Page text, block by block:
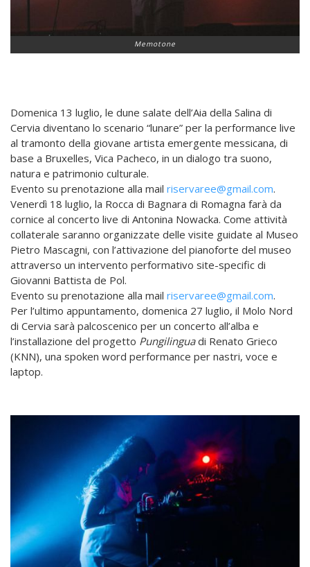
Memotone
Domenica 13 luglio, le dune salate dell’Aia della Salina di
Cervia diventano lo scenario “lunare” per la performance live
al tramonto della giovane artista emergente messicana, di
base a Bruxelles, Vica Pacheco, in un dialogo tra suono,
natura e patrimonio culturale.
Evento su prenotazione alla mail riservaree@gmail.com.
Venerdì 18 luglio, la Rocca di Bagnara di Romagna farà da
cornice al concerto live di Antonina Nowacka. Come attività
collaterale saranno organizzate delle visite guidate al Museo
Pietro Mascagni, con l’attivazione del pianoforte del museo
attraverso un intervento performativo site-specific di
Giovanni Battista de Pol.
Evento su prenotazione alla mail riservaree@gmail.com.
Per l’ultimo appuntamento, domenica 27 luglio, il Molo Nord
di Cervia sarà palcoscenico per un concerto all’alba e
l’installazione del progetto Pungilinguadi Renato Grieco
(KNN), una spoken word performance per nastri, voce e
laptop.